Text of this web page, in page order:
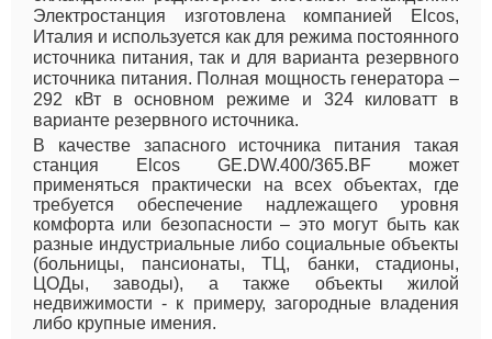
Электростанция изготовлена компанией Elcos,
Италия и используется как для режима постоянного
источника питания, так и для варианта резервного
источника питания. Полная мощность генератора –
292 кВт в основном режиме и 324 киловатт в
варианте резервного источника.
В качестве запасного источника питания такая
станция Elcos GE.DW.400/365.BF может
применяться практически на всех объектах, где
требуется обеспечение надлежащего уровня
комфорта или безопасности – это могут быть как
разные индустриальные либо социальные объекты
(больницы, пансионаты, ТЦ, банки, стадионы,
ЦОДы, заводы), а также объекты жилой
недвижимости - к примеру, загородные владения
либо крупные имения.